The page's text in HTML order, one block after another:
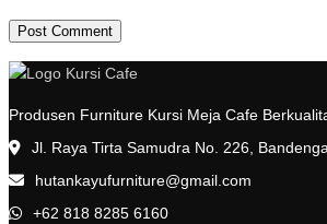
Produsen Furniture Kursi Meja Cafe
Jl. Raya Tirta Samudra No. 226,
hutankayufurniture@gmail.com
+62 818 8285 6160